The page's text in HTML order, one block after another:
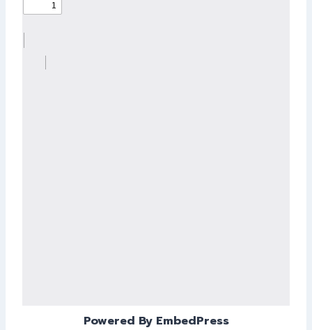
Powered By EmbedPress